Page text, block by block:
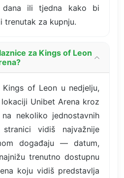
dana ili tjedna kako bi
trenutak za kupnju.
za Kings of Leon
Kings of Leon u nedjelju,
Unibet Arena kroz
nekoliko jednostavnih
vidiš najvažnije
događaju — datum,
trenutno dostupnu
koju vidiš predstavlja